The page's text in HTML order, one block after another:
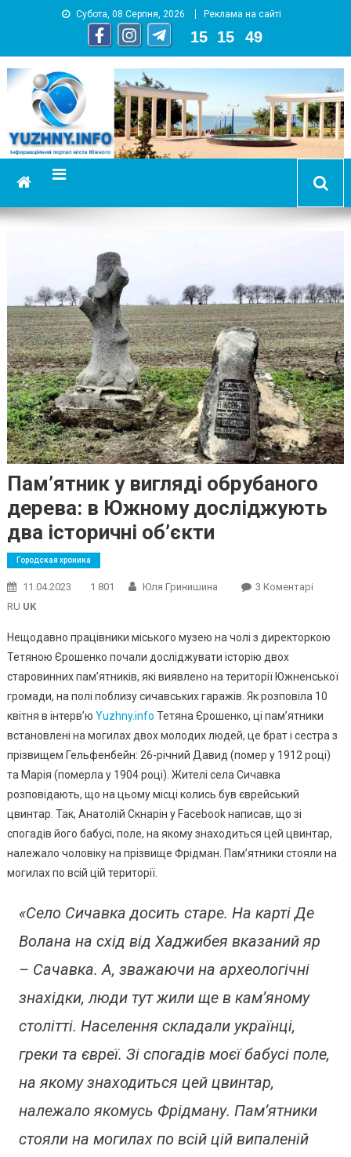
Субота, 08 Серпня, 2026 Реклама на сайті
15 15 51
YUZHNY.INFO
информационный портал города Южный
Пам’ятник у вигляді обрубаного
дерева: в Южному досліджують
два історичні об’єкти
Городская хроника
11.04.2023 1 801 Юля Гринишина 3 КоментаріДо
Вигляді
Дерева:
В
Два
RU UK
Нещодавно працівники міського музею на чолі з директоркою
Тетяною Єрошенко почали досліджувати історію двох
старовинних пам’ятників, які виявлено на території Южненської
громади, на полі поблизу сичавських гаражів. Як розповіла 10
квітня в інтерв’ю Yuzhny.info Тетяна Єрошенко, ці пам’ятники
встановлені на могилах двох молодих людей, це брат і сестра з
прізвищем Гельфенбейн: 26-річний Давид (помер у 1912 році)
та Марія (померла у 1904 році). Жителі села Сичавка
розповідають, що на цьому місці колись був єврейський
цвинтар. Так, Анатолій Скнарін у Facebook написав, що зі
спогадів його бабусі, поле, на якому знаходиться цей цвинтар,
належало чоловіку на прізвище Фрідман. Пам’ятники стояли на
могилах по всій цій території.
«Село Сичавка досить старе. На карті Де
Волана на схід від Хаджибея вказаний яр
– Сачавка. А, зважаючи на археологічні
знахідки, люди тут жили ще в кам’яному
столітті. Населення складали українці,
греки та євреї. Зі спогадів моєї бабусі поле,
на якому знаходиться цей цвинтар,
належало якомусь Фрідману. Пам’ятники
стояли на могилах по всій цій випаленій